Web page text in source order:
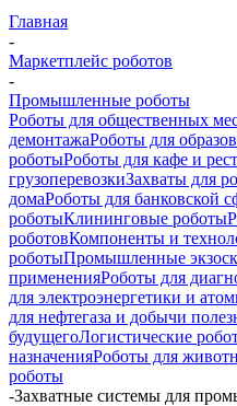
Главная
-
Маркетплейс роботов
-
Промышленные роботы
Роботы для общественных
демонтажаРоботы для
роботыРоботы для кафе и
грузоперевозкиЗахваты для
домаРоботы для банковской
роботыКлининговые роботы
роботовКомпоненты и
роботыПромышленные
примененияРоботы для
для электроэнергетики и
для нефтегаза и добычи
будущегоЛогистические
назначенияРоботы для
роботы
-Захватные системы для